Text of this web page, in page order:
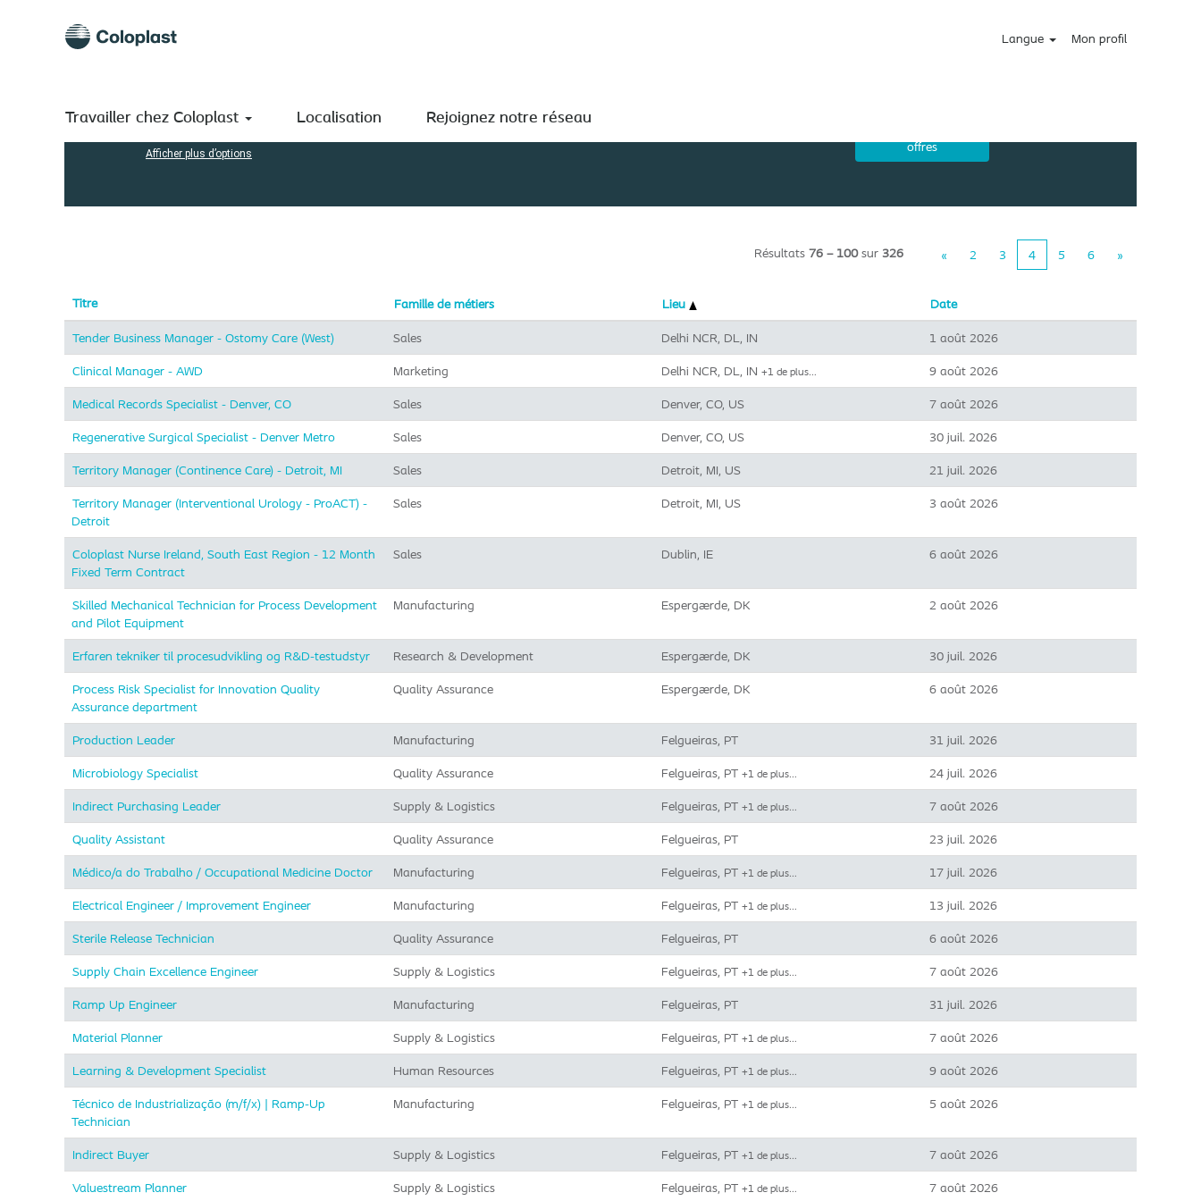
Langue Mon profil
Travailler chez Coloplast Localisation Rejoignez notre réseau
Afficher plus d’options
Résultats 76 – 100sur 326 « 2 3 4 5 6 »
Titre Famille de métiers Lieu Date
Tender Business Manager - Ostomy Care (West) Sales Delhi NCR, DL, IN 1 août 2026
Clinical Manager - AWD Marketing Delhi NCR, DL, IN +1 de plus… 9 août 2026
Medical Records Specialist - Denver, CO Sales Denver, CO, US 7 août 2026
Regenerative Surgical Specialist - Denver Metro Sales Denver, CO, US 30 juil. 2026
Territory Manager (Continence Care) - Detroit, MI Sales Detroit, MI, US 21 juil. 2026
Territory Manager (Interventional Urology - ProACT) -
Detroit
Sales Detroit, MI, US 3 août 2026
Coloplast Nurse Ireland, South East Region - 12 Month
Fixed Term Contract
Sales Dublin, IE 6 août 2026
Skilled Mechanical Technician for Process Development
and Pilot Equipment
Manufacturing Espergærde, DK 2 août 2026
Erfaren tekniker til procesudvikling og R&D-testudstyr Research & Development Espergærde, DK 30 juil. 2026
Process Risk Specialist for Innovation Quality
Assurance department
Quality Assurance Espergærde, DK 6 août 2026
Production Leader Manufacturing Felgueiras, PT 31 juil. 2026
Microbiology Specialist Quality Assurance Felgueiras, PT +1 de plus… 24 juil. 2026
Indirect Purchasing Leader Supply & Logistics Felgueiras, PT +1 de plus… 7 août 2026
Quality Assistant Quality Assurance Felgueiras, PT 23 juil. 2026
Médico/a do Trabalho / Occupational Medicine Doctor Manufacturing Felgueiras, PT +1 de plus… 17 juil. 2026
Electrical Engineer / Improvement Engineer Manufacturing Felgueiras, PT +1 de plus… 13 juil. 2026
Sterile Release Technician Quality Assurance Felgueiras, PT 6 août 2026
Supply Chain Excellence Engineer Supply & Logistics Felgueiras, PT +1 de plus… 7 août 2026
Ramp Up Engineer Manufacturing Felgueiras, PT 31 juil. 2026
Material Planner Supply & Logistics Felgueiras, PT +1 de plus… 7 août 2026
Learning & Development Specialist Human Resources Felgueiras, PT +1 de plus… 9 août 2026
Técnico de Industrialização (m/f/x) | Ramp-Up
Technician
Manufacturing Felgueiras, PT +1 de plus… 5 août 2026
Indirect Buyer Supply & Logistics Felgueiras, PT +1 de plus… 7 août 2026
Valuestream Planner Supply & Logistics Felgueiras, PT +1 de plus… 7 août 2026